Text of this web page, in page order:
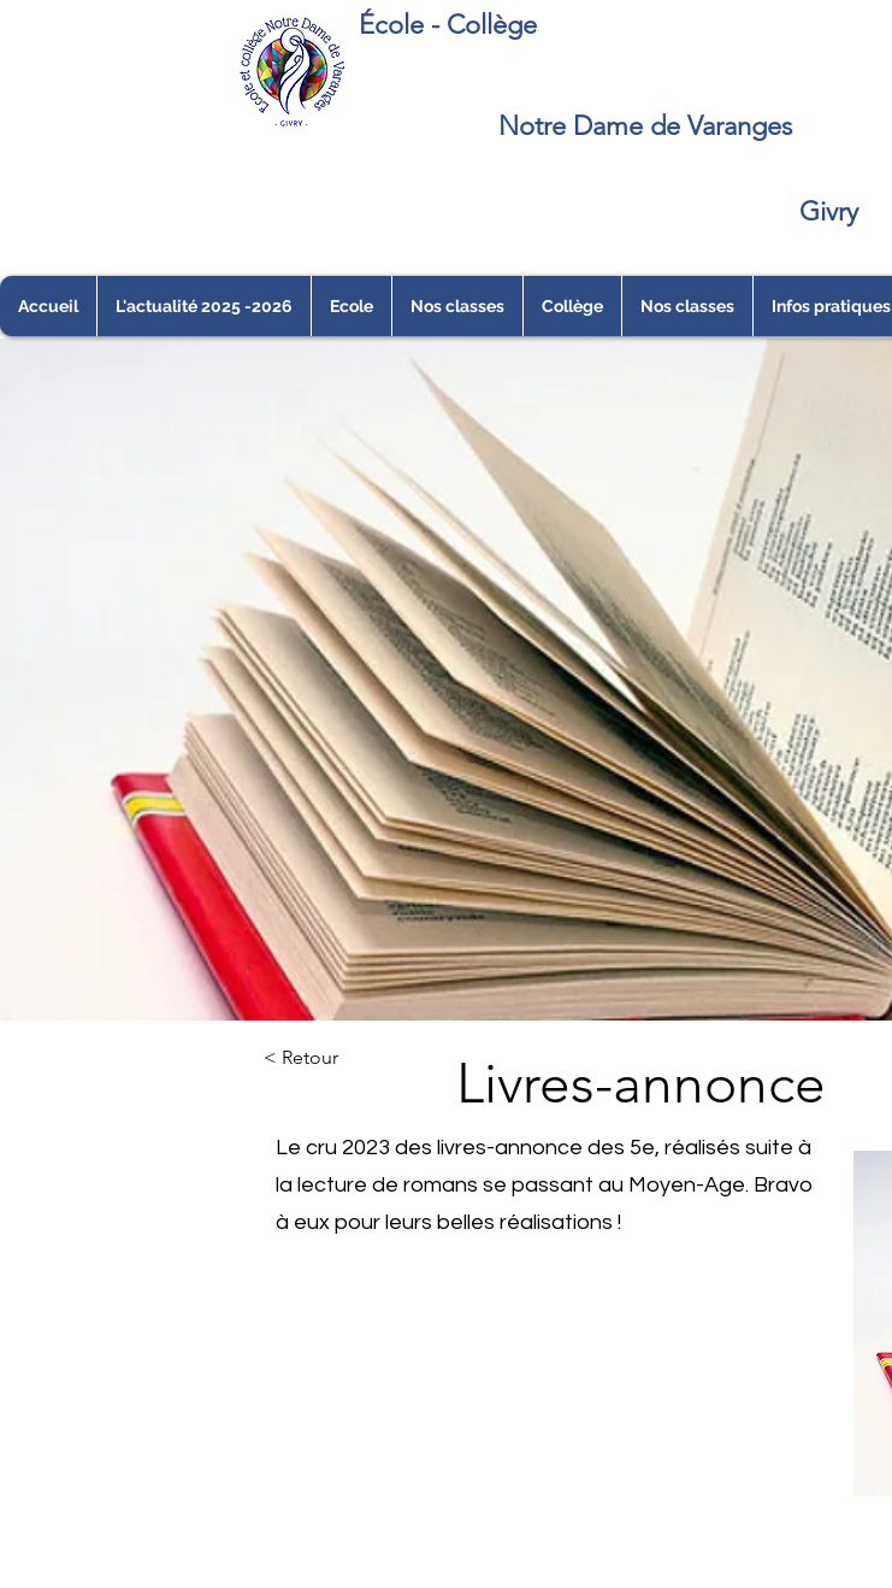
École - Collège
Notre Dame de Varanges
Givry
Accueil L'actualité 2025 -2026 Ecole Nos classes Collège Nos classes Infos pratiques
< Retour Livres-annonce
Le cru 2023 des livres-annonce des 5e, réalisés suite à
la lecture de romans se passant au Moyen-Age. Bravo
à eux pour leurs belles réalisations !